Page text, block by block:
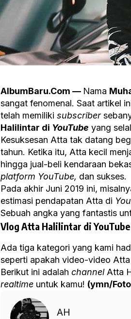
AlbumBaru.Com — Nama
sangat fenomenal. Saat artikel
telah memiliki subscriber
Halilintar di YouTube yang
Kesuksesan Atta tak datang
tahun. Ketika itu, Atta kecil
hingga jual-beli kendaraan
platform YouTube, dan sukses.
Pada akhir Juni 2019 ini,
estimasi pendapatan Atta di
Sebuah angka yang fantastis
Vlog Atta Halilintar di YouTube
Ada tiga kategori yang kami
seperti apakah video-video
Berikut ini adalah channelAtta
realtime untuk kamu! (ymn/
AH